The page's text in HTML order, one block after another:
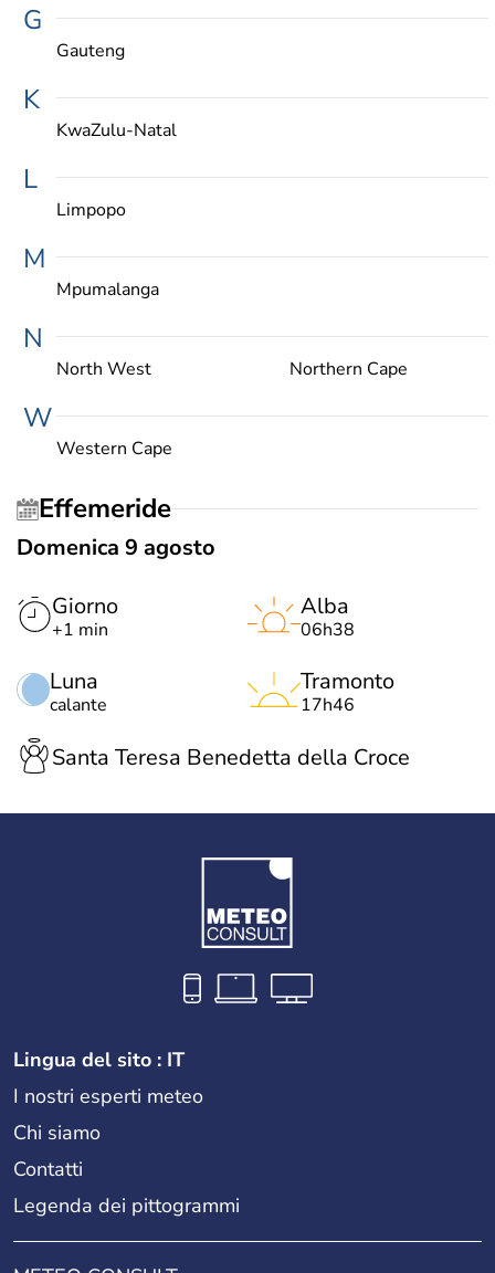
G
Gauteng
K
KwaZulu-Natal
L
Limpopo
M
Mpumalanga
N
North West Northern Cape
W
Western Cape
Effemeride
Domenica 9 agosto
Giorno
+1 min
Luna
calante
Alba
06h38
Tramonto
17h46
Santa Teresa Benedetta della Croce
Lingua del sito : IT
I nostri esperti meteo
Chi siamo
Contatti
Legenda dei pittogrammi